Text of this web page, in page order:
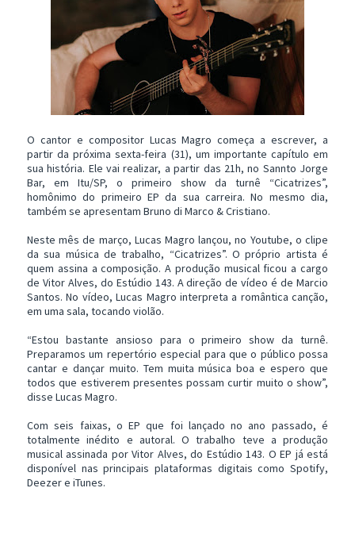
O cantor e compositor Lucas Magro começa a escrever, a
partir da próxima sexta-feira (31), um importante capítulo em
sua história. Ele vai realizar, a partir das 21h, no Sannto Jorge
Bar, em Itu/SP, o primeiro show da turnê “Cicatrizes”,
homônimo do primeiro EP da sua carreira. No mesmo dia,
também se apresentam Bruno di Marco & Cristiano.
Neste mês de março, Lucas Magro lançou, no Youtube, o clipe
da sua música de trabalho, “Cicatrizes”. O próprio artista é
quem assina a composição. A produção musical ficou a cargo
de Vitor Alves, do Estúdio 143. A direção de vídeo é de Marcio
Santos. No vídeo, Lucas Magro interpreta a romântica canção,
em uma sala, tocando violão.
“Estou bastante ansioso para o primeiro show da turnê.
Preparamos um repertório especial para que o público possa
cantar e dançar muito. Tem muita música boa e espero que
todos que estiverem presentes possam curtir muito o show”,
disse Lucas Magro.
Com seis faixas, o EP que foi lançado no ano passado, é
totalmente inédito e autoral. O trabalho teve a produção
musical assinada por Vitor Alves, do Estúdio 143. O EP já está
disponível nas principais plataformas digitais como Spotify,
Deezer e iTunes.